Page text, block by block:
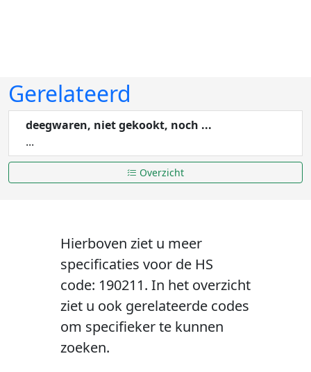
Gerelateerd
deegwaren, niet gekookt, noch ...
...
Overzicht
Hierboven ziet u meer
specificaties voor de HS
code: 190211. In het overzicht
ziet u ook gerelateerde codes
om specifieker te kunnen
zoeken.